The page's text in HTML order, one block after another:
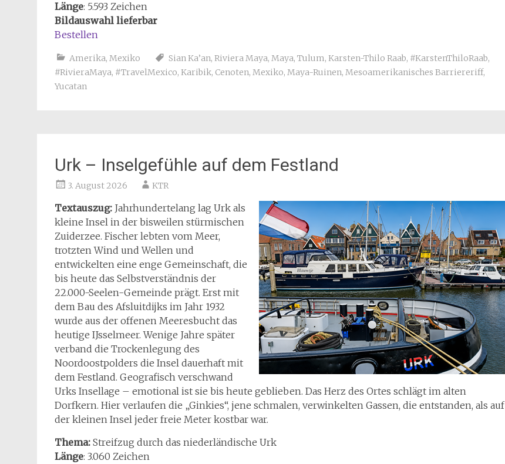
Länge: 5.593 Zeichen
Bildauswahl lieferbar
Bestellen
Amerika, Mexiko Sian Ka’an, Riviera Maya, Maya, Tulum, Karsten-Thilo Raab, #KarstenThiloRaab,
#RivieraMaya, #TravelMexico, Karibik, Cenoten, Mexiko, Maya-Ruinen, Mesoamerikanisches Barriereriff,
Yucatan
Urk – Inselgefühle auf dem Festland
3. August 2026 KTR
Textauszug: Jahrhundertelang lag Urk als
kleine Insel in der bisweilen stürmischen
Zuiderzee. Fischer lebten vom Meer,
trotzten Wind und Wellen und
entwickelten eine enge Gemeinschaft, die
bis heute das Selbstverständnis der
22.000-Seelen-Gemeinde prägt. Erst mit
dem Bau des Afsluitdijks im Jahr 1932
wurde aus der offenen Meeresbucht das
heutige IJsselmeer. Wenige Jahre später
verband die Trockenlegung des
Noordoostpolders die Insel dauerhaft mit
dem Festland. Geografisch verschwand
Urks Insellage – emotional ist sie bis heute geblieben. Das Herz des Ortes schlägt im alten
Dorfkern. Hier verlaufen die „Ginkies“, jene schmalen, verwinkelten Gassen, die entstanden, als auf
der kleinen Insel jeder freie Meter kostbar war.
Thema: Streifzug durch das niederländische Urk
Länge: 3.060 Zeichen